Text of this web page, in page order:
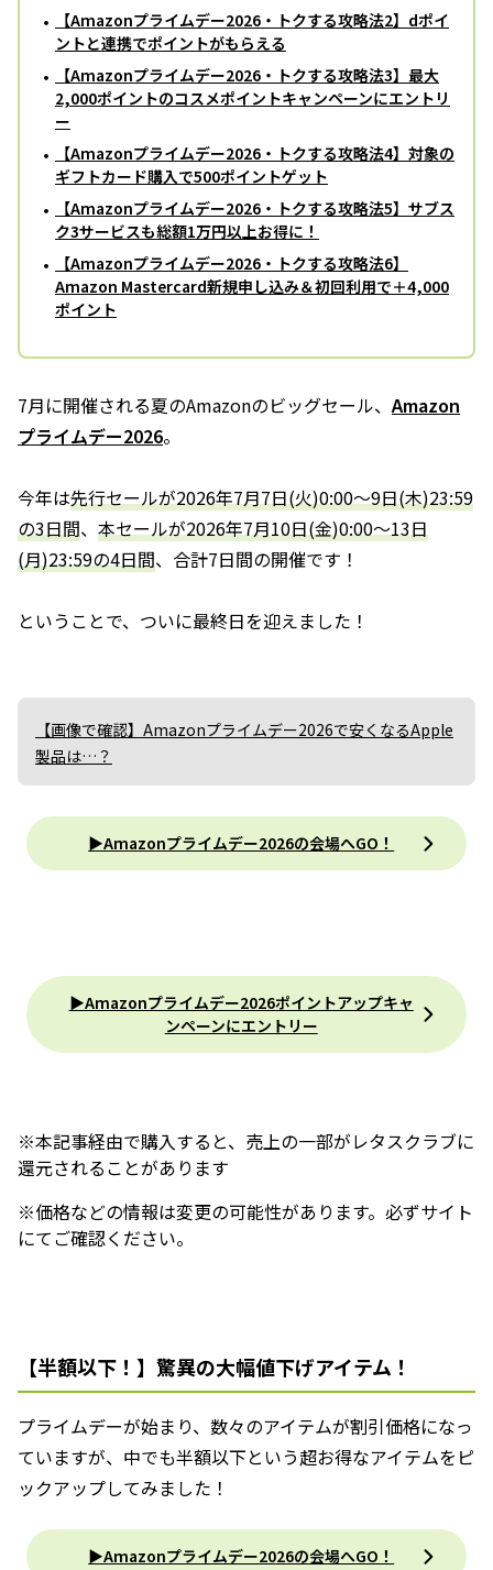
【Amazonプライムデー2026・トクする攻略法2】dポイ
ントと連携でポイントがもらえる
【Amazonプライムデー2026・トクする攻略法3】最大
2,000ポイントのコスメポイントキャンペーンにエントリ
ー
【Amazonプライムデー2026・トクする攻略法4】対象の
ギフトカード購入で500ポイントゲット
【Amazonプライムデー2026・トクする攻略法5】サブス
ク3サービスも総額1万円以上お得に！
【Amazonプライムデー2026・トクする攻略法6】
Amazon Mastercard新規申し込み＆初回利用で＋4,000
ポイント
7月に開催される夏のAmazonのビッグセール、Amazon
プライムデー2026。
今年は先行セールが2026年7月7日(火)0:00～9日(木)23:59
の3日間、 本セールが2026年7月10日(金)0:00～13日
(月)23:59の4日間、合計7日間の開催です！
ということで、ついに最終日を迎えました！
【画像で確認】Amazonプライムデー2026で安くなるApple
製品は…？
▶︎Amazonプライムデー2026の会場へGO！
▶︎Amazonプライムデー2026ポイントアップキャ
ンペーンにエントリー
※本記事経由で購入すると、売上の一部がレタスクラブに
還元されることがあります
※価格などの情報は変更の可能性があります。必ずサイト
にてご確認ください。
【半額以下！】驚異の大幅値下げアイテム！
プライムデーが始まり、数々のアイテムが割引価格になっ
ていますが、中でも半額以下という超お得なアイテムをピ
ックアップしてみました！
▶︎Amazonプライムデー2026の会場へGO！